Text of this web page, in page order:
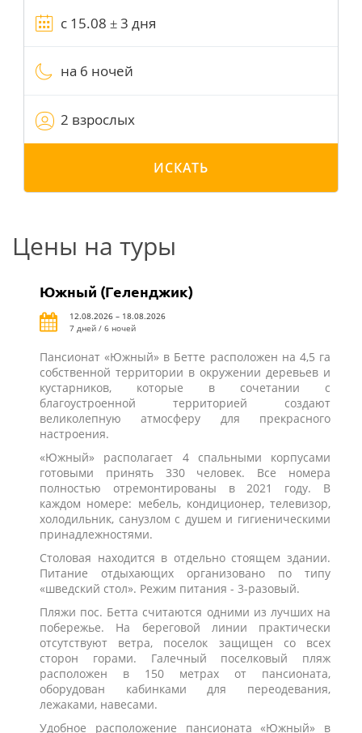
на 6 ночей
2 взрослых
ИСКАТЬ
Цены на туры
Южный (Геленджик)
12.08.2026 – 18.08.2026
7 дней / 6 ночей
Пансионат «Южный» в Бетте расположен на 4,5 га
собственной территории в окружении деревьев и
кустарников, которые в сочетании с
благоустроенной территорией создают
великолепную атмосферу для прекрасного
настроения.
«Южный» располагает 4 спальными корпусами
готовыми принять 330 человек. Все номера
полностью отремонтированы в 2021 году. В
каждом номере: мебель, кондиционер, телевизор,
холодильник, санузлом с душем и гигиеническими
принадлежностями.
Столовая находится в отдельно стоящем здании.
Питание отдыхающих организовано по типу
«шведский стол». Режим питания - 3-разовый.
Пляжи пос. Бетта считаются одними из лучших на
побережье. На береговой линии практически
отсутствуют ветра, поселок защищен со всех
сторон горами. Галечный поселковый пляж
расположен в 150 метрах от пансионата,
оборудован кабинками для переодевания,
лежаками, навесами.
Удобное расположение пансионата «Южный» в